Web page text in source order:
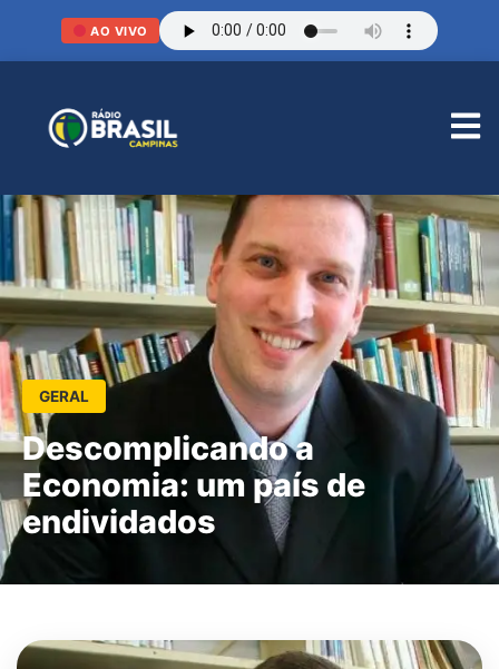
AO VIVO
GERAL
Descomplicando a
Economia: um país de
endividados